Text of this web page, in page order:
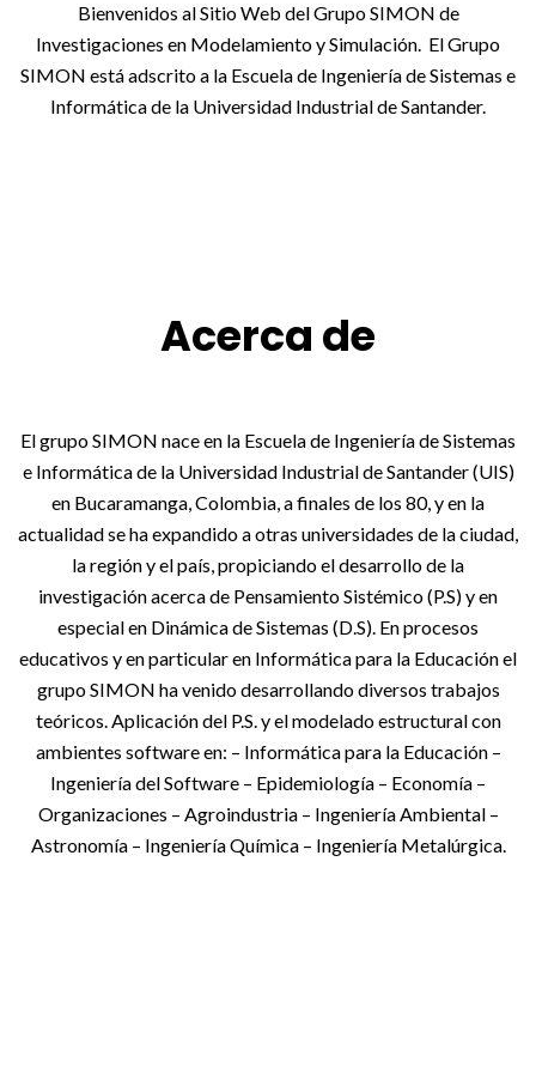
Bienvenidos al Sitio Web del Grupo SIMON de
Investigaciones en Modelamiento y Simulación. El Grupo
SIMON está adscrito a la Escuela de Ingeniería de Sistemas e
Informática de la Universidad Industrial de Santander.
Acerca de
El grupo SIMON nace en la Escuela de Ingeniería de Sistemas
e Informática de la Universidad Industrial de Santander (UIS)
en Bucaramanga, Colombia, a finales de los 80, y en la
actualidad se ha expandido a otras universidades de la ciudad,
la región y el país, propiciando el desarrollo de la
investigación acerca de Pensamiento Sistémico (P.S) y en
especial en Dinámica de Sistemas (D.S). En procesos
educativos y en particular en Informática para la Educación el
grupo SIMON ha venido desarrollando diversos trabajos
teóricos. Aplicación del P.S. y el modelado estructural con
ambientes software en: – Informática para la Educación –
Ingeniería del Software – Epidemiología – Economía –
Organizaciones – Agroindustria – Ingeniería Ambiental –
Astronomía – Ingeniería Química – Ingeniería Metalúrgica.